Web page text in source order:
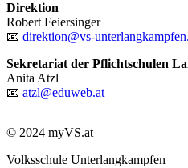
Direktion
Robert Feiersinger
📧 direktion@vs-
Sekretariat der Pflichtschulen
Anita Atzl
📧 atzl@eduweb.at
© 2024 myVS.at
Close
Volksschule Unterlangkampfen